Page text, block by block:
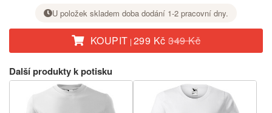
U položek skladem doba dodání 1-2 pracovní dny.
KOUPIT | 299 Kč349 Kč
Další produkty k potisku